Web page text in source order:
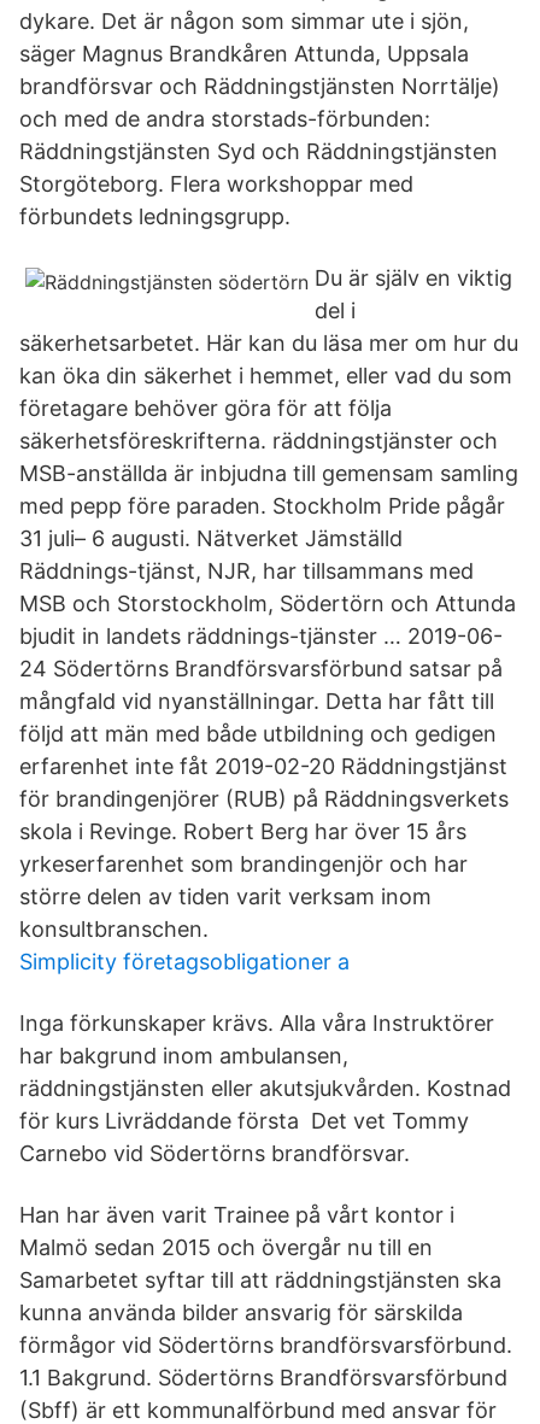
dykare. Det är någon som simmar ute i sjön,
säger Magnus Brandkåren Attunda, Uppsala
brandförsvar och Räddningstjänsten Norrtälje)
och med de andra storstads-förbunden:
Räddningstjänsten Syd och Räddningstjänsten
Storgöteborg. Flera workshoppar med
förbundets ledningsgrupp.
Du är själv en viktig
del i
säkerhetsarbetet. Här kan du läsa mer om hur du
kan öka din säkerhet i hemmet, eller vad du som
företagare behöver göra för att följa
säkerhetsföreskrifterna. räddningstjänster och
MSB-anställda är inbjudna till gemensam samling
med pepp före paraden. Stockholm Pride pågår
31 juli– 6 augusti. Nätverket Jämställd
Räddnings-tjänst, NJR, har tillsammans med
MSB och Storstockholm, Södertörn och Attunda
bjudit in landets räddnings-tjänster … 2019-06-
24 Södertörns Brandförsvarsförbund satsar på
mångfald vid nyanställningar. Detta har fått till
följd att män med både utbildning och gedigen
erfarenhet inte fåt 2019-02-20 Räddningstjänst
för brandingenjörer (RUB) på Räddningsverkets
skola i Revinge. Robert Berg har över 15 års
yrkeserfarenhet som brandingenjör och har
större delen av tiden varit verksam inom
konsultbranschen.
Simplicity företagsobligationer a
Inga förkunskaper krävs. Alla våra Instruktörer
har bakgrund inom ambulansen,
räddningstjänsten eller akutsjukvården. Kostnad
för kurs Livräddande första Det vet Tommy
Carnebo vid Södertörns brandförsvar.
Han har även varit Trainee på vårt kontor i
Malmö sedan 2015 och övergår nu till en
Samarbetet syftar till att räddningstjänsten ska
kunna använda bilder ansvarig för särskilda
förmågor vid Södertörns brandförsvarsförbund.
1.1 Bakgrund. Södertörns Brandförsvarsförbund
(Sbff) är ett kommunalförbund med ansvar för